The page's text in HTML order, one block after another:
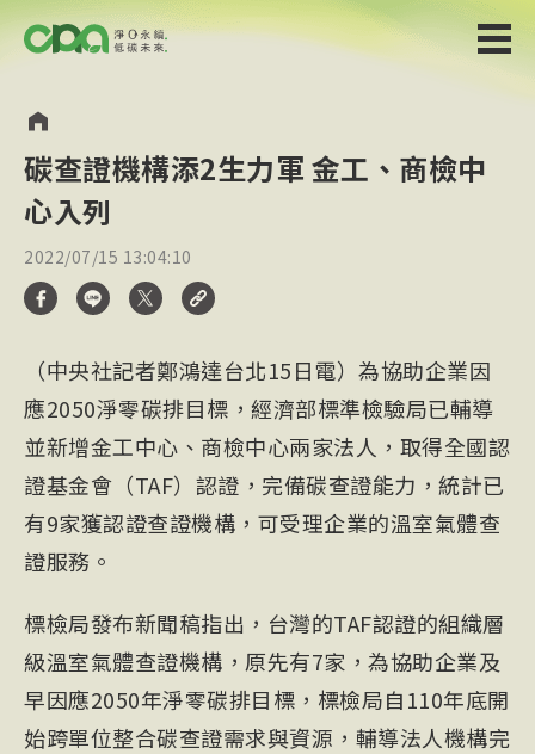
碳查證機構添2生力軍 金工、商檢中
心入列
2022/07/15 13:04:10
（中央社記者鄭鴻達台北15日電）為協助企業因
應2050淨零碳排目標，經濟部標準檢驗局已輔導
並新增金工中心、商檢中心兩家法人，取得全國認
證基金會（TAF）認證，完備碳查證能力，統計已
有9家獲認證查證機構，可受理企業的溫室氣體查
證服務。
標檢局發布新聞稿指出，台灣的TAF認證的組織層
級溫室氣體查證機構，原先有7家，為協助企業及
早因應2050年淨零碳排目標，標檢局自110年底開
始跨單位整合碳查證需求與資源，輔導法人機構完